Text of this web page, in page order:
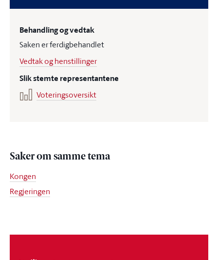
Behandling og vedtak
Saken er ferdigbehandlet
Vedtak og henstillinger
Slik stemte representantene
Voteringsoversikt
Saker om samme tema
Kongen
Regjeringen